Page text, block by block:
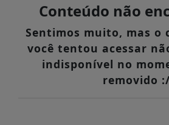
Conteúdo não
Sentimos muito, mas o
você tentou acessar
indisponível no
removido :/